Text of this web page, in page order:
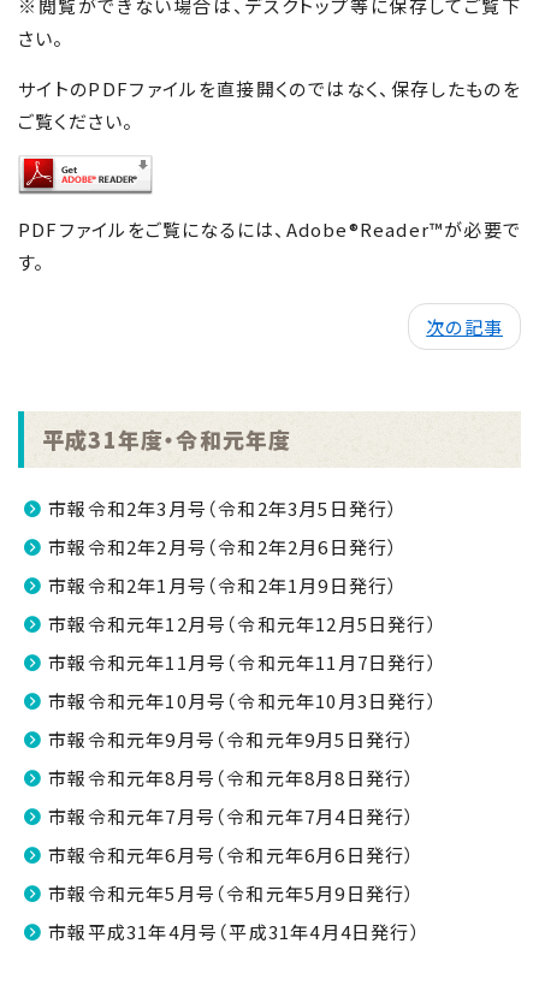
※閲覧ができない場合は、デスクトップ等に保存してご覧下
さい。
サイトのPDFファイルを直接開くのではなく、保存したものを
ご覧ください。
PDFファイルをご覧になるには、Adobe®Reader™が必要で
す。
次の記事
平成31年度・令和元年度
市報令和2年3月号（令和2年3月5日発行）
市報令和2年2月号（令和2年2月6日発行）
市報令和2年1月号（令和2年1月9日発行）
市報令和元年12月号（令和元年12月5日発行）
市報令和元年11月号（令和元年11月7日発行）
市報令和元年10月号（令和元年10月3日発行）
市報令和元年9月号（令和元年9月5日発行）
市報令和元年8月号（令和元年8月8日発行）
市報令和元年7月号（令和元年7月4日発行）
市報令和元年6月号（令和元年6月6日発行）
市報令和元年5月号（令和元年5月9日発行）
市報平成31年4月号（平成31年4月4日発行）